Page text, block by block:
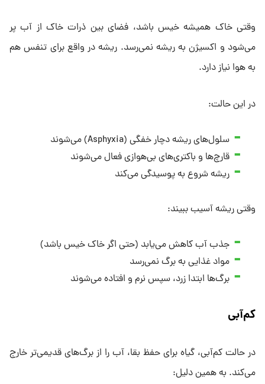
وقتی خاک همیشه خیس باشد، فضای بین ذرات خاک از آب پر
می‌شود و اکسیژن به ریشه نمی‌رسد. ریشه در واقع برای تنفس هم
به هوا نیاز دارد.
در این حالت:
سلول‌های ریشه دچار خفگی (Asphyxia) می‌شوند
قارچ‌ها و باکتری‌های بی‌هوازی فعال می‌شوند
ریشه شروع به پوسیدگی می‌کند
وقتی ریشه آسیب ببیند:
جذب آب کاهش می‌یابد (حتی اگر خاک خیس باشد)
مواد غذایی به برگ نمی‌رسد
برگ‌ها ابتدا زرد، سپس نرم و افتاده می‌شوند
کم‌آبی
در حالت کم‌آبی، گیاه برای حفظ بقا، آب را از برگ‌های قدیمی‌تر خارج
می‌کند. به همین دلیل: